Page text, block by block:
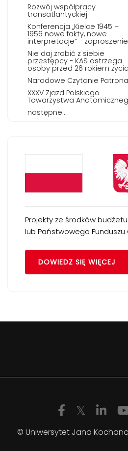
Rozwój współpracy
transatlantyckiej
Konferencja „Kielce 1945 –
1956 nowe fakty, nowe
interpretacje” - zaproszenie
Nie daj zrobić z siebie
przestępcy - KAS ostrzega
osoby przed 26 rokiem życia
Narodowe Czytanie Patrona
XXXV Zjazd Polskiego
Towarzystwa
następne...
Projekty ze środków
lub Państwowego
DOWIEDZ SIĘ WIĘCEJ
© Uniwersytet Jana